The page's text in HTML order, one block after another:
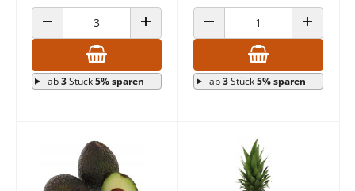
ANZAHL VERRINGERN ANZAHL ERHÖHEN
ab3Stück5% sparen
ANZAHL VERRINGERN ANZAHL
ab3Stück5% sparen